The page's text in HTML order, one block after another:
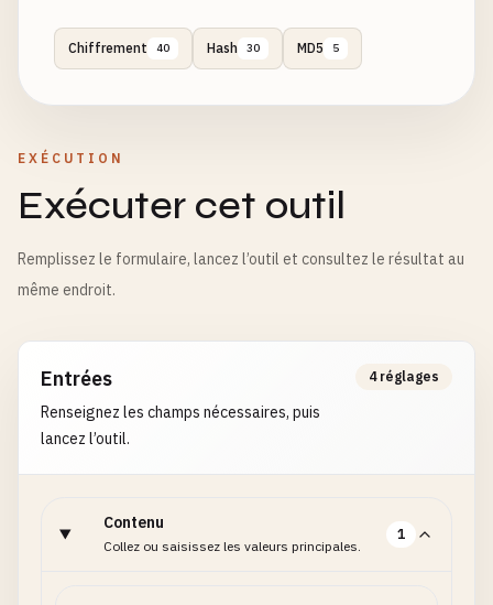
Chiffrement 40 Hash 30 MD5 5
EXÉCUTION
Exécuter cet outil
Remplissez le formulaire, lancez l’outil et consultez le résultat au
même endroit.
Entrées
Renseignez les champs nécessaires, puis
lancez l’outil.
4 réglages
Contenu
Collez ou saisissez les valeurs principales.
1